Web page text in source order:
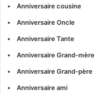
Anniversaire cousine
Anniversaire Oncle
Anniversaire Tante
Anniversaire Grand-mère
Anniversaire Grand-père
Anniversaire ami